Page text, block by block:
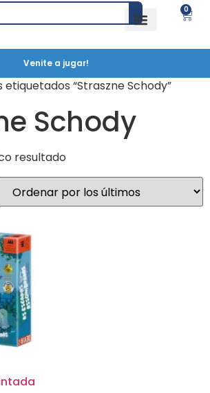
0
Venite a jugar!
“Straszne Schody”
Schody
resultado